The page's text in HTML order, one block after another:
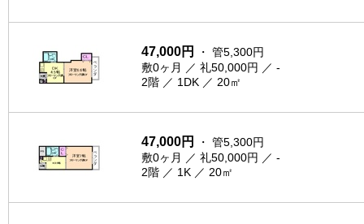
47,000円
・ 管5,300円
敷0ヶ月 ／ 礼50,000円 ／ -
2階 ／ 1DK ／ 20㎡
47,000円
・ 管5,300円
敷0ヶ月 ／ 礼50,000円 ／ -
2階 ／ 1K ／ 20㎡